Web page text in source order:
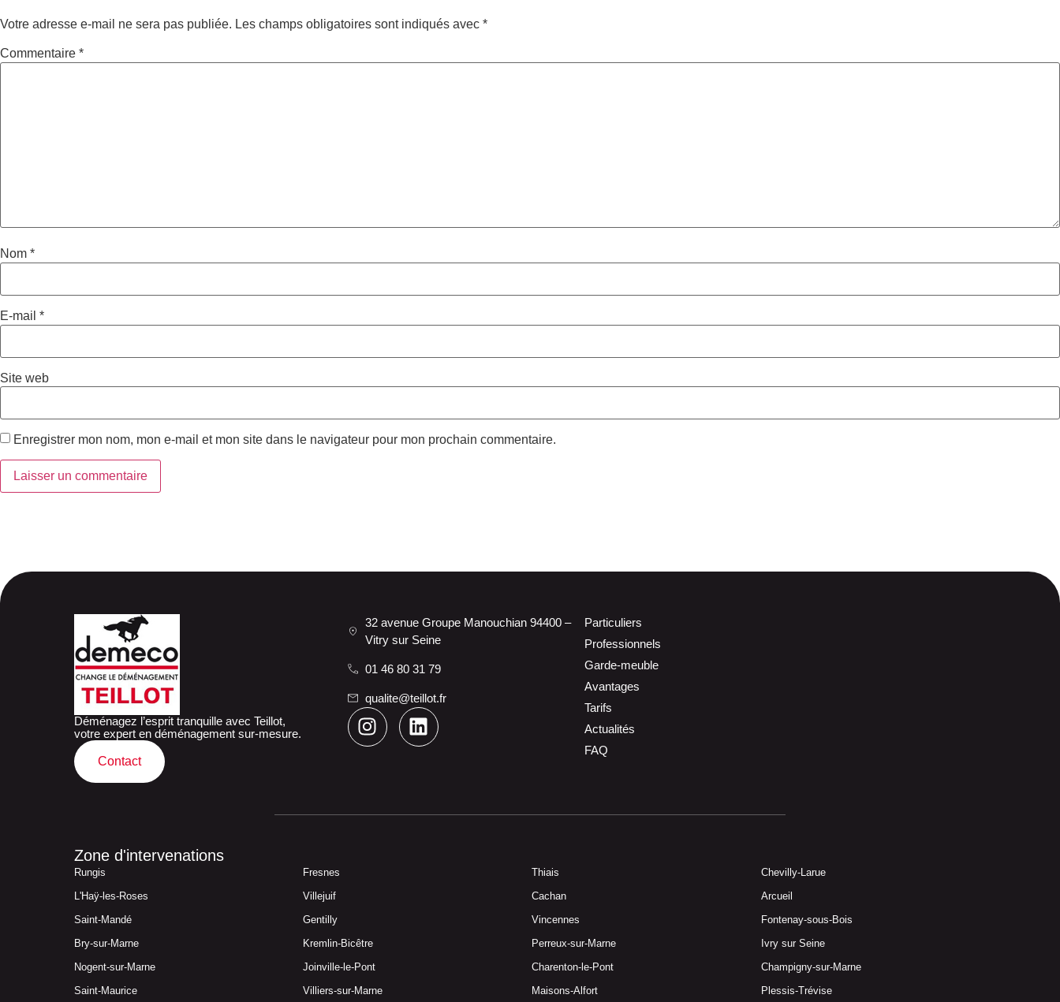
Votre adresse e-mail ne sera pas publiée. Les champs obligatoires sont indiqués avec *
Commentaire *
Nom *
E-mail *
Site web
Enregistrer mon nom, mon e-mail et mon site dans le navigateur pour mon prochain commentaire.
Déménagez l’esprit tranquille avec Teillot,
votre expert en déménagement sur-mesure.
Contact
32 avenue Groupe Manouchian 94400 –
Vitry sur Seine
01 46 80 31 79
qualite@teillot.fr
Particuliers
Professionnels
Garde-meuble
Avantages
Tarifs
Actualités
FAQ
Zone d'intervenations
Rungis Fresnes Thiais
Chevilly-Larue
L'Haÿ-les-Roses
Villejuif Cachan
Arcueil
Saint-Mandé
Gentilly Vincennes
Fontenay-sous-Bois
Bry-sur-Marne
Kremlin-Bicêtre Perreux-sur-Marne
Ivry sur Seine
Nogent-sur-Marne
Joinville-le-Pont Charenton-le-Pont
Champigny-sur-Marne
Saint-Maurice
Villiers-sur-Marne Maisons-Alfort Plessis-Trévise